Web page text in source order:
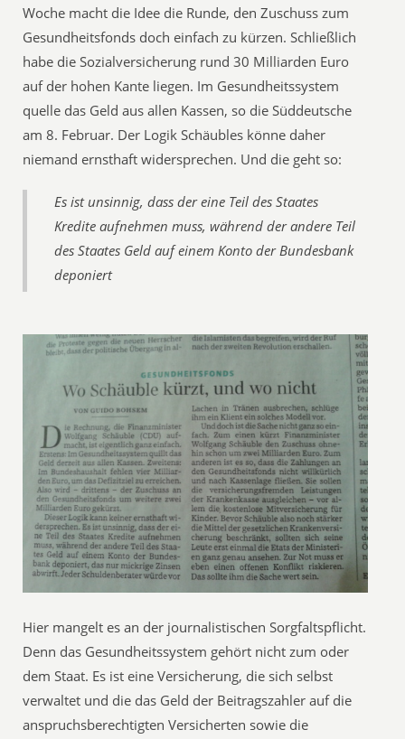
Woche macht die Idee die Runde, den Zuschuss zum
Gesundheitsfonds doch einfach zu kürzen. Schließlich
habe die Sozialversicherung rund 30 Milliarden Euro
auf der hohen Kante liegen. Im Gesundheitssystem
quelle das Geld aus allen Kassen, so die Süddeutsche
am 8. Februar. Der Logik Schäubles könne daher
niemand ernsthaft widersprechen. Und die geht so:
Es ist unsinnig, dass der eine Teil des Staates
Kredite aufnehmen muss, während der andere Teil
des Staates Geld auf einem Konto der Bundesbank
deponiert
Hier mangelt es an der journalistischen Sorgfaltspflicht.
Denn das Gesundheitssystem gehört nicht zum oder
dem Staat. Es ist eine Versicherung, die sich selbst
verwaltet und die das Geld der Beitragszahler auf die
anspruchsberechtigten Versicherten sowie die